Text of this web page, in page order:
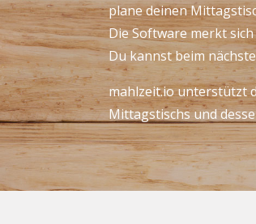
plane deinen
Die Software merkt
Du kannst beim
mahlzeit.io unterstützt
Mittagstischs und